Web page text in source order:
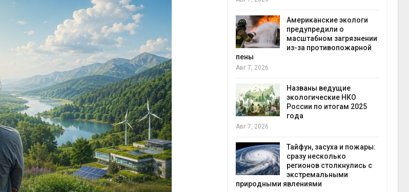
Евросоюз потребовал
увеличить вложения в
защиту природы на фоне
роста ущерба от пожаров
Дом из старых шин
может обходиться без
кондиционера и почти
без отопления
Авг 7, 2026
Камчатские северные
олени набирают вес
перед осенней миграцией
Авг 7, 2026
Ozon запустит сбор
Американские экологи
предупредили о
масштабном загрязнении
из-за противопожарной
Названы ведущие
экологические НКО
России по итогам 2025
года
Тайфун, засуха и пожары:
сразу несколько
регионов столкнулись с
экстремальными
природными явлениями
Авг 6, 2026
Авг 6, 2026
Авг 6, 2026